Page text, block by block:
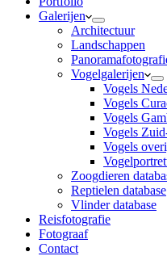
Galerijen
Architectuur
Landschappen
Vogelgalerijen
Vogels
Vogels
Vogels
Vogels
Vogels
Zoogdieren
Reptielen database
Vlinder database
Reisfotografie
Fotograaf
Contact